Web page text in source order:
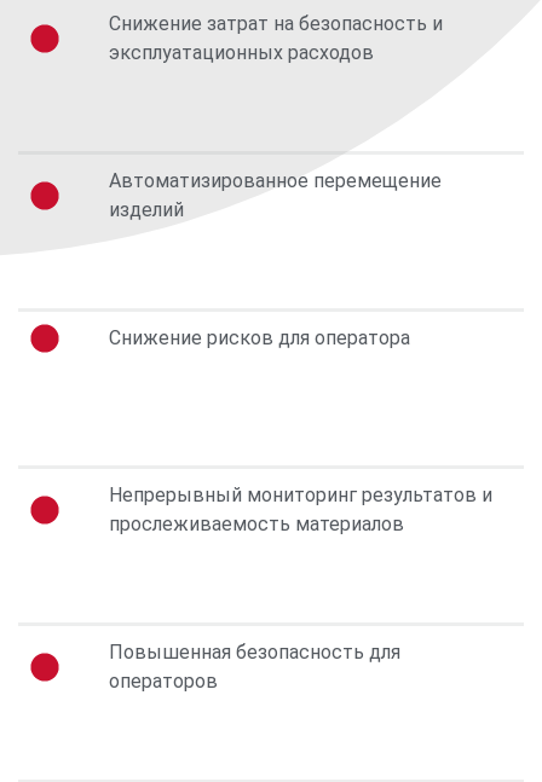
Снижение затрат на безопасность и
эксплуатационных расходов
Автоматизированное перемещение
изделий
Снижение рисков для оператора
Непрерывный мониторинг результатов и
прослеживаемость материалов
Повышенная безопасность для
операторов